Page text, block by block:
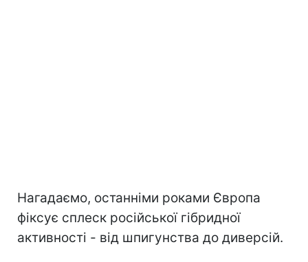
Нагадаємо, останніми роками Європа
фіксує сплеск російської гібридної
активності - від шпигунства до диверсій.